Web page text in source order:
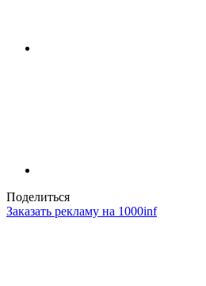
Поделиться
Заказать рекламу на 1000inf